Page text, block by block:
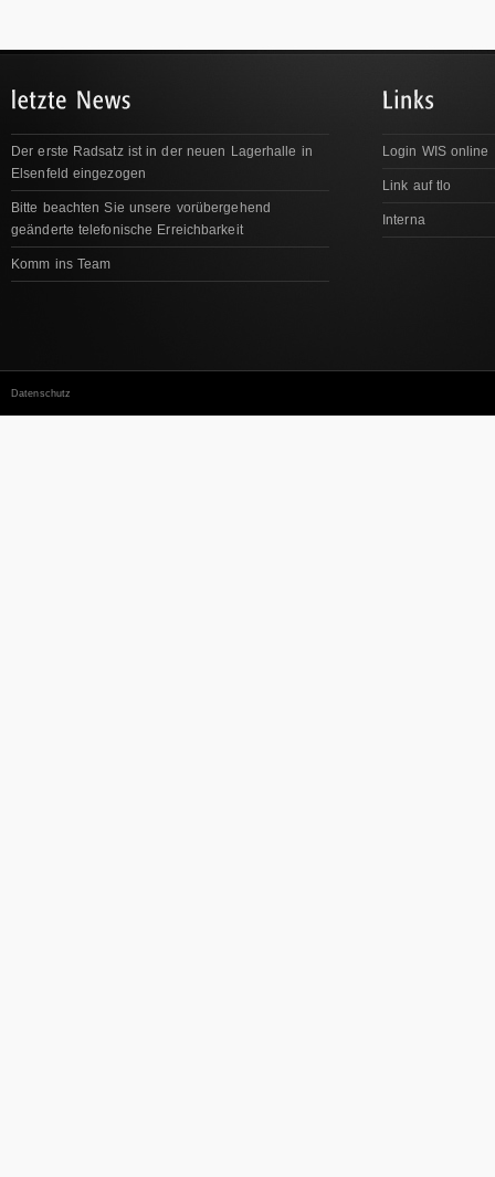
Der erste Radsatz ist in der neuen Lagerhalle in
Elsenfeld eingezogen
Bitte beachten Sie unsere vorübergehend
geänderte telefonische Erreichbarkeit
Komm ins Team
Login WIS online
Link auf tlo
Interna
Datenschutz